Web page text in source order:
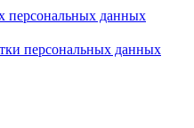
персональных данных
персональных данных